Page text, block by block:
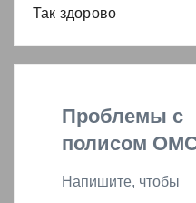
Так здорово
Проблемы с
полисом
Напишите, чтобы